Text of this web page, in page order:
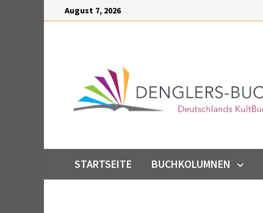
August 7, 2026
STARTSEITE BUCHKOLUMNEN